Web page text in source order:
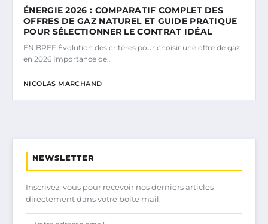
ÉNERGIE 2026 : COMPARATIF COMPLET DES
OFFRES DE GAZ NATUREL ET GUIDE PRATIQUE
POUR SÉLECTIONNER LE CONTRAT IDÉAL
EN BREF Évolution des critères pour choisir une offre de gaz
en 2026 Importance de…
NICOLAS MARCHAND
NEWSLETTER
Inscrivez-vous pour recevoir nos derniers articles
directement dans votre boîte mail.